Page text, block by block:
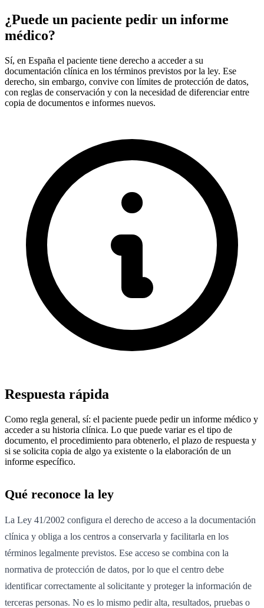
¿Puede un paciente pedir un informe
médico?
Sí, en España el paciente tiene derecho a acceder a su
documentación clínica en los términos previstos por la ley. Ese
derecho, sin embargo, convive con límites de protección de datos,
con reglas de conservación y con la necesidad de diferenciar entre
copia de documentos e informes nuevos.
Respuesta rápida
Como regla general, sí: el paciente puede pedir un informe médico y
acceder a su historia clínica. Lo que puede variar es el tipo de
documento, el procedimiento para obtenerlo, el plazo de respuesta y
si se solicita copia de algo ya existente o la elaboración de un
informe específico.
Qué reconoce la ley
La Ley 41/2002 configura el derecho de acceso a la documentación
clínica y obliga a los centros a conservarla y facilitarla en los
términos legalmente previstos. Ese acceso se combina con la
normativa de protección de datos, por lo que el centro debe
identificar correctamente al solicitante y proteger la información de
terceras personas. No es lo mismo pedir alta, resultados, pruebas o